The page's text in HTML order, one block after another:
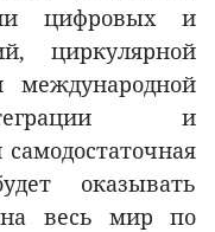
цифровых и
циркулярной
международной
и
оказывать
на весь мир по